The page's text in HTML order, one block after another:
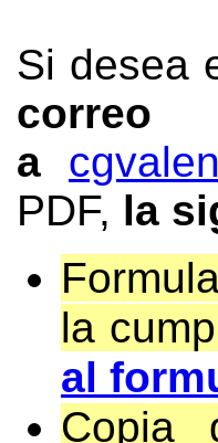
Si desea
a
PDF, la
la
al
Copia